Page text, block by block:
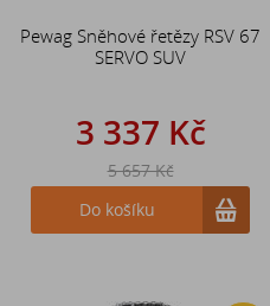
Pewag Sněhové řetězy RSV 67
SERVO SUV
3 337 Kč
5 657 Kč
Do košíku